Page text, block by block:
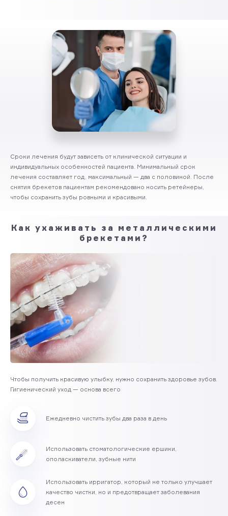
Сроки лечения будут зависеть от клинической ситуации и
индивидуальных особенностей пациента. Минимальный срок
лечения составляет год, максимальный — два с половиной. После
снятия брекетов пациентам рекомендовано носить ретейнеры,
чтобы сохранить зубы ровными и красивыми.
Как ухаживать за металлическими
брекетами?
Чтобы получить красивую улыбку, нужно сохранить здоровье зубов.
Гигиенический уход — основа всего
Ежедневно чистить зубы два раза в день
Использовать стоматологические ершики,
ополаскиватели, зубные нити
Использовать ирригатор, который не только улучшает
качество чистки, но и предотвращает заболевания
десен